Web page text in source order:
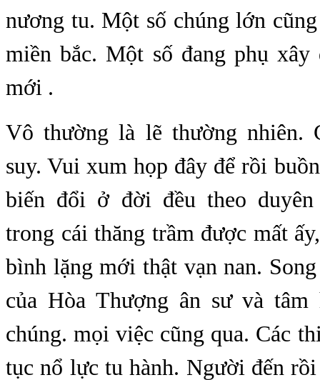
nương tu. Một số chúng lớn
miền bắc. Một số đang phụ xây
mới .
Vô thường là lẽ thường nhiên.
suy. Vui xum họp đây để rồi
biến đổi ở đời đều theo duyên
trong cái thăng trầm được mất
bình lặng mới thật vạn nan.
của Hòa Thượng ân sư và
chúng. mọi việc cũng qua. Các
tục nổ lực tu hành. Người đến